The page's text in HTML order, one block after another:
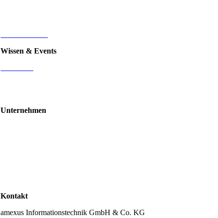
Wissen & Events
Unternehmen
Kontakt
amexus Informationstechnik GmbH & Co. KG